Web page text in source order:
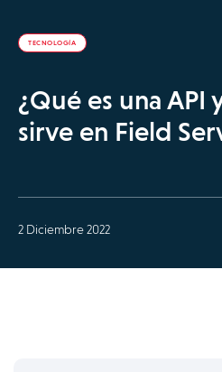
TECNOLOGÍA
¿Qué es una API
sirve en Field
2 Diciembre 2022